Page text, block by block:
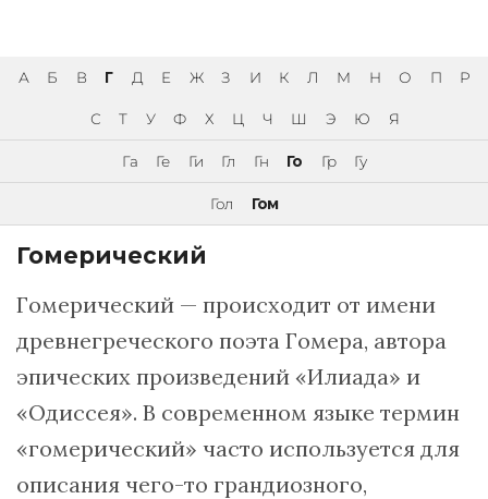
А Б В Г Д Е Ж З И К Л М Н О П Р
С Т У Ф Х Ц Ч Ш Э Ю Я
Га Ге Ги Гл Гн Го Гр Гу
Гол Гом
Гомерический
Гомерический — происходит от имени
древнегреческого поэта Гомера, автора
эпических произведений «Илиада» и
«Одиссея». В современном языке термин
«гомерический» часто используется для
описания чего-то грандиозного,